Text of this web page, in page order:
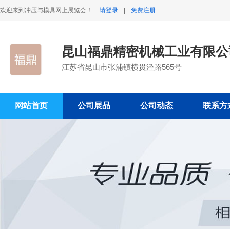
欢迎来到冲压与模具网上展览会！ 请登录 免费注册
昆山福鼎精密机械工业有限
江苏省昆山市张浦镇横贯泾路565号
网站首页 公司展品 公司动态 联系方